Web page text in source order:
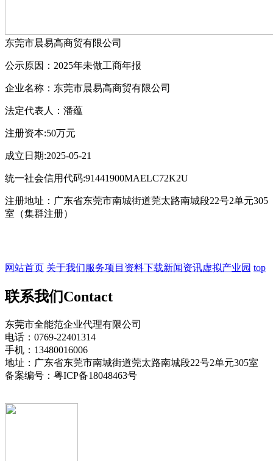
东莞市晨易高商贸有限公司
公示原因：2025年未做工商年报
企业名称：东莞市晨易高商贸有限公司
法定代表人：潘蕴
注册资本:50万元
成立日期:2025-05-21
统一社会信用代码:91441900MAELC72K2U
注册地址：广东省东莞市南城街道莞太路南城段22号2单元305
室（集群注册）
网站首页 关于我们服务项目 资料下载新闻资讯虚拟产业园 top
联系我们Contact
东莞市全能范企业代理有限公司
电话：0769-22401314
手机：13480016006
地址：广东省东莞市南城街道莞太路南城段22号2单元305室
备案编号：粤ICP备18048463号